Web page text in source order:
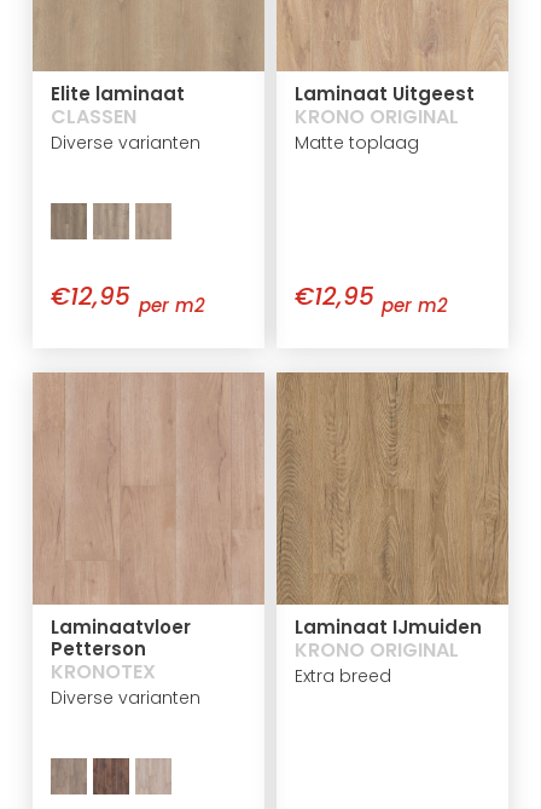
Elite laminaat
CLASSEN
Diverse varianten
€12,95 per m2
Laminaat Uitgeest
KRONO ORIGINAL
Matte toplaag
€12,95 per m2
Laminaatvloer
Petterson
KRONOTEX
Diverse varianten
Laminaat IJmuiden
KRONO ORIGINAL
Extra breed